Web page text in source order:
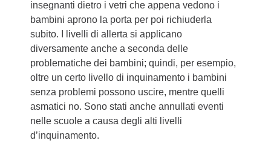
insegnanti dietro i vetri che appena vedono i
bambini aprono la porta per poi richiuderla
subito. I livelli di allerta si applicano
diversamente anche a seconda delle
problematiche dei bambini; quindi, per esempio,
oltre un certo livello di inquinamento i bambini
senza problemi possono uscire, mentre quelli
asmatici no. Sono stati anche annullati eventi
nelle scuole a causa degli alti livelli
d’inquinamento.